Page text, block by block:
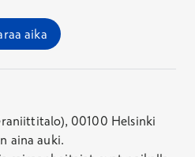
aika
00100 Helsinki
aina auki.